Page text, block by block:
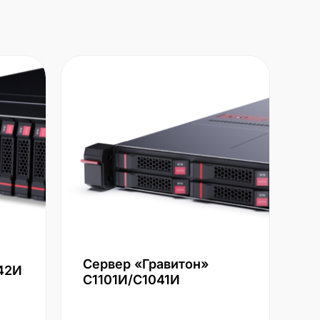
Сервер «Гравитон»
С1101И/С1041И